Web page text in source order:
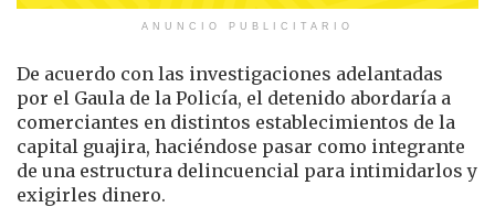
ANUNCIO PUBLICITARIO
De acuerdo con las investigaciones adelantadas
por el Gaula de la Policía, el detenido abordaría a
comerciantes en distintos establecimientos de la
capital guajira, haciéndose pasar como integrante
de una estructura delincuencial para intimidarlos y
exigirles dinero.